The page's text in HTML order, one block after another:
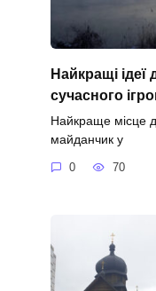
Найкращі
сучасного
Найкраще місце
майданчик у
0 70